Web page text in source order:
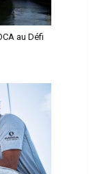
au Défi